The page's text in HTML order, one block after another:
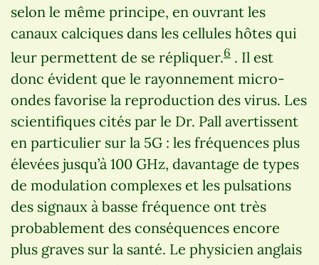
selon le même principe, en ouvrant les
canaux calciques dans les cellules hôtes qui
leur permettent de se répliquer.6 . Il est
donc évident que le rayonnement micro-
ondes favorise la reproduction des virus. Les
scientifiques cités par le Dr. Pall avertissent
en particulier sur la 5G : les fréquences plus
élevées jusqu’à 100 GHz, davantage de types
de modulation complexes et les pulsations
des signaux à basse fréquence ont très
probablement des conséquences encore
plus graves sur la santé. Le physicien anglais